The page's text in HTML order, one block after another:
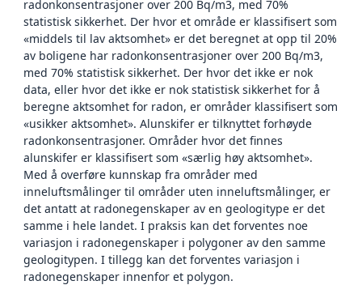
radonkonsentrasjoner over 200 Bq/m3, med 70%
statistisk sikkerhet. Der hvor et område er klassifisert som
«middels til lav aktsomhet» er det beregnet at opp til 20%
av boligene har radonkonsentrasjoner over 200 Bq/m3,
med 70% statistisk sikkerhet. Der hvor det ikke er nok
data, eller hvor det ikke er nok statistisk sikkerhet for å
beregne aktsomhet for radon, er områder klassifisert som
«usikker aktsomhet». Alunskifer er tilknyttet forhøyde
radonkonsentrasjoner. Områder hvor det finnes
alunskifer er klassifisert som «særlig høy aktsomhet».
Med å overføre kunnskap fra områder med
inneluftsmålinger til områder uten inneluftsmålinger, er
det antatt at radonegenskaper av en geologitype er det
samme i hele landet. I praksis kan det forventes noe
variasjon i radonegenskaper i polygoner av den samme
geologitypen. I tillegg kan det forventes variasjon i
radonegenskaper innenfor et polygon.